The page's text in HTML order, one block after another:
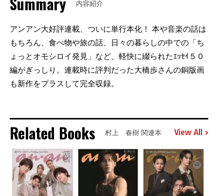
内容紹介
アンアン大好評連載、ついに単行本化！ 本や音楽の話は
もちろん、食べ物や旅の話、日々の暮らしの中での「ち
ょっとオモシロイ発見」など、軽快に綴られたｴｯｾｲ５０
編がぎっしり。連載時に評判だった大橋歩さんの銅版画
も新作をプラスして完全収録。
Related Books 村上 春樹 関連本 View All